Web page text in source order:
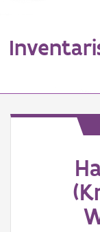
Aanduidingsobject